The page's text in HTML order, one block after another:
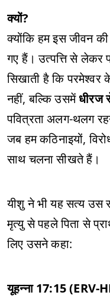
क्यों?
क्योंकि हम इस जीवन की
गए हैं। उत्पत्ति से लेकर
सिखाती है कि
नहीं, बल्कि उसमेंधीरज
पवित्रता अलग-थलग
जब हम कठिनाइयों,
साथ चलना सीखते हैं।
यीशु ने भी यह सत्य
मृत्यु से पहले पिता से
लिए उसने कहा:
यूहन्ना 17:15 (ERV-